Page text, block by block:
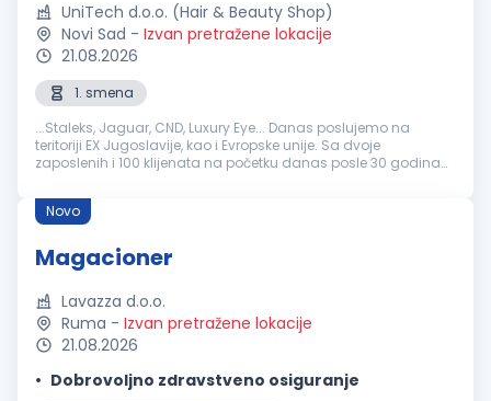
UniTech d.o.o. (Hair & Beauty Shop)
Novi Sad - Izvan pretražene lokacije
21.08.2026
1. smena
...Staleks, Jaguar, CND, Luxury Eye... Danas poslujemo na
teritoriji EX Jugoslavije, kao i Evropske unije. Sa dvoje
zaposlenih i 100 klijenata na početku danas posle 30 godina
Magacioner
Novo
Magacioner
Lavazza d.o.o.
Ruma - Izvan pretražene lokacije
21.08.2026
Dobrovoljno zdravstveno osiguranje